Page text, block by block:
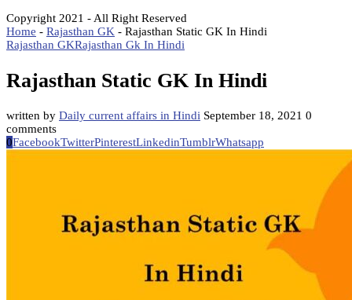
Copyright 2021 - All Right Reserved
Home - Rajasthan GK - Rajasthan Static GK In Hindi
Rajasthan GKRajasthan Gk In Hindi
Rajasthan Static GK In Hindi
written by Daily current affairs in Hindi September 18, 2021 0
comments
0FacebookTwitterPinterestLinkedinTumblrWhatsapp